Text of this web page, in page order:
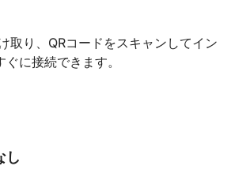
取り、QRコードをスキャンしてイン
に接続できます。
し